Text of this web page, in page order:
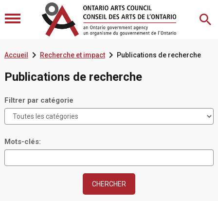
Accueil  Recherche et impact Publications de recherche
Publications de recherche
Filtrer par catégorie
Mots-clés: